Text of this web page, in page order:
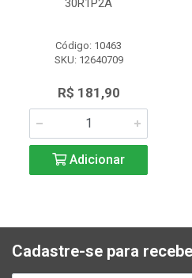
Código: 10463
SKU: 12640709
R$ 181,90
Adicionar
Cadastre-se para